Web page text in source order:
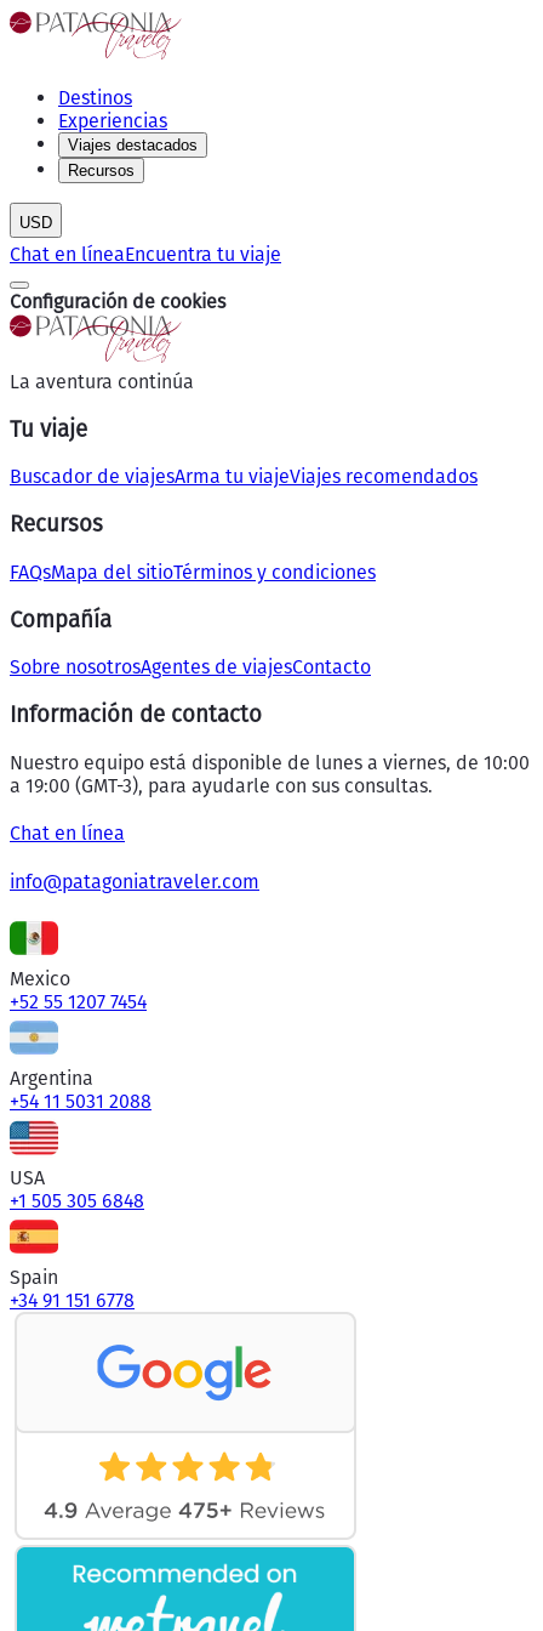
Destinos
Experiencias
Viajes destacados
Recursos
USD
Chat en líneaEncuentra tu viaje
Configuración de cookies
La aventura continúa
Tu viaje
Buscador de viajesArma tu viajeViajes recomendados
Recursos
FAQsMapa del sitioTérminos y condiciones
Compañía
Sobre nosotrosAgentes de viajesContacto
Información de contacto
Nuestro equipo está disponible de lunes a viernes, de 10:00
a 19:00 (GMT-3), para ayudarle con sus consultas.
Chat en línea
info@patagoniatraveler.com
Mexico
+52 55 1207 7454
Argentina
+54 11 5031 2088
USA
+1 505 305 6848
Spain
+34 91 151 6778